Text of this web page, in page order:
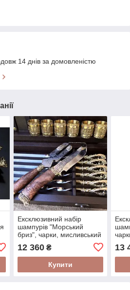
14 днів за домовленістю
Ексклюзивний набір
шампурів "Морський
бриз", чарки, мисливський
м'яса в кейсі з бука
12 360₴
Купити
13